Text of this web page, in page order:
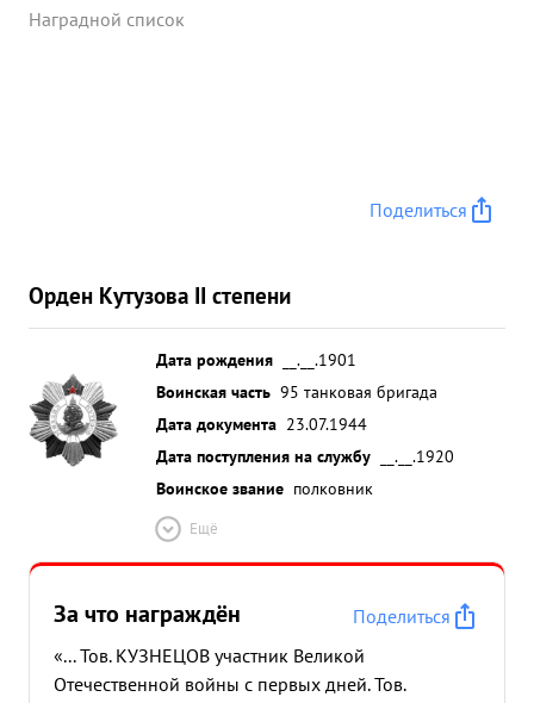
Наградной список
Поделиться
Орден Кутузова II степени
Дата рождения
__.__.1901
Воинская часть 95 танковая бригада
Дата документа 23.07.1944
Дата поступления на службу
__.__.1920
Воинское звание полковник
Ещё
За что награждён
Поделиться
«... Тов. КУЗНЕЦОВ участник Великой
Отечественной войны с первых дней. Тов.